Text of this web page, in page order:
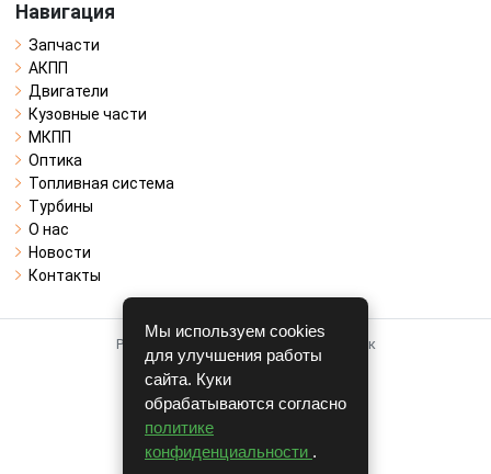
Навигация
Запчасти
АКПП
Двигатели
Кузовные части
МКПП
Оптика
Топливная система
Турбины
О нас
Новости
Контакты
Работает на системе для авторазборок
CARRO.БИЗНЕС
Полная версия
© COPYRIGHT 2026 г.
v1.1.24
Мы используем cookies
для улучшения работы
сайта. Куки
обрабатываются согласно
политике
конфиденциальности .